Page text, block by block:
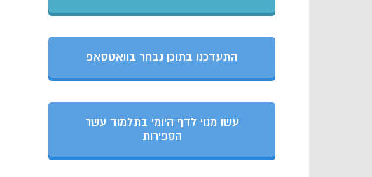
התעדכנו בתוכן נבחר בוואטסאפ
עשו מנוי לדף היומי בתלמוד עשר
הספירות